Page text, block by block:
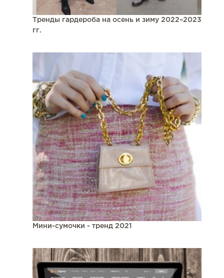
Тренды гардероба на осень и зиму 2022–2023
гг.
Мини-сумочки - тренд 2021